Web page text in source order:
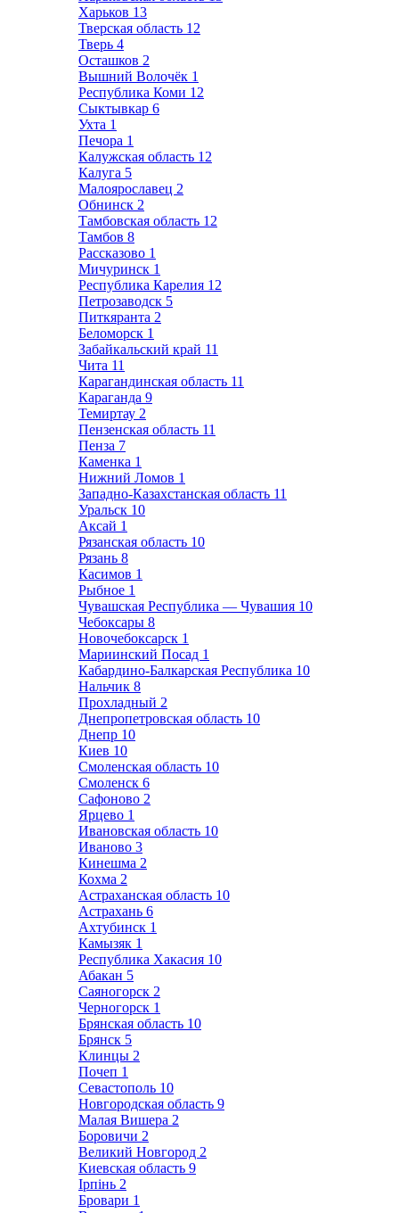
Харьков 13
Тверская область 12
Тверь 4
Осташков 2
Вышний Волочёк 1
Республика Коми 12
Сыктывкар 6
Ухта 1
Печора 1
Калужская область 12
Калуга 5
Малоярославец 2
Обнинск 2
Тамбовская область 12
Тамбов 8
Рассказово 1
Мичуринск 1
Республика Карелия 12
Петрозаводск 5
Питкяранта 2
Беломорск 1
Забайкальский край 11
Чита 11
Карагандинская область 11
Караганда 9
Темиртау 2
Пензенская область 11
Пенза 7
Каменка 1
Нижний Ломов 1
Западно-Казахстанская область 11
Уральск 10
Аксай 1
Рязанская область 10
Рязань 8
Касимов 1
Рыбное 1
Чувашская Республика — Чувашия 10
Чебоксары 8
Новочебоксарск 1
Мариинский Посад 1
Кабардино-Балкарская Республика 10
Нальчик 8
Прохладный 2
Днепропетровская область 10
Днепр 10
Киев 10
Смоленская область 10
Смоленск 6
Сафоново 2
Ярцево 1
Ивановская область 10
Иваново 3
Кинешма 2
Кохма 2
Астраханская область 10
Астрахань 6
Ахтубинск 1
Камызяк 1
Республика Хакасия 10
Абакан 5
Саяногорск 2
Черногорск 1
Брянская область 10
Брянск 5
Клинцы 2
Почеп 1
Севастополь 10
Новгородская область 9
Малая Вишера 2
Боровичи 2
Великий Новгород 2
Киевская область 9
Ірпінь 2
Бровари 1